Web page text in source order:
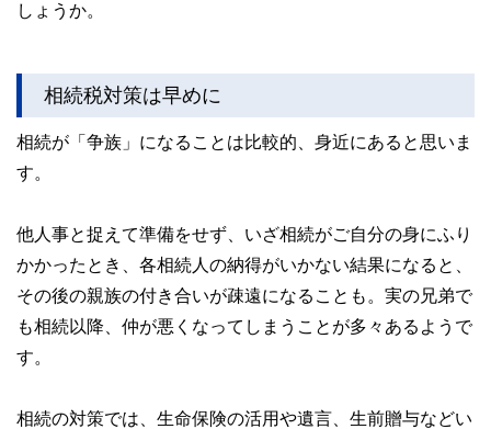
しょうか。
相続税対策は早めに
相続が「争族」になることは比較的、身近にあると思いま
す。
他人事と捉えて準備をせず、いざ相続がご自分の身にふり
かかったとき、各相続人の納得がいかない結果になると、
その後の親族の付き合いが疎遠になることも。実の兄弟で
も相続以降、仲が悪くなってしまうことが多々あるようで
す。
相続の対策では、生命保険の活用や遺言、生前贈与などい